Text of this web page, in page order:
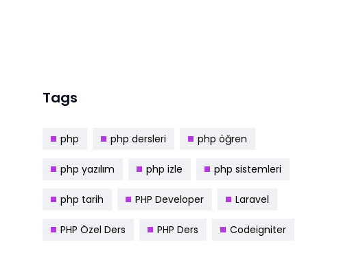
Tags
php php dersleri php öğren
php yazılım php izle php sistemleri
php tarih PHP Developer Laravel
PHP Özel Ders PHP Ders Codeigniter